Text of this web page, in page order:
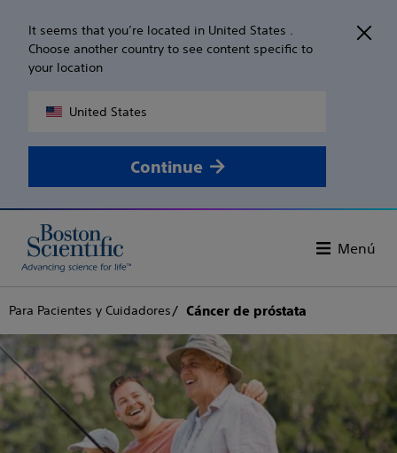
It seems that you’re located in United States .
Choose another country to see content specific to
your location
United States
Continue
Menú
Para Pacientes y Cuidadores Cáncer de próstata